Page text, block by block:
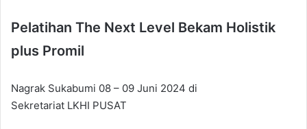
Pelatihan The Next Level Bekam Holistik
plus Promil
Nagrak Sukabumi 08 – 09 Juni 2024 di
Sekretariat LKHI PUSAT